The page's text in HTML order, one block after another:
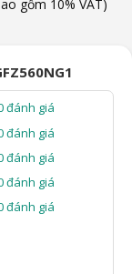
là:
gồm 10% VAT)
đánh giá
đánh giá
đánh giá
đánh giá
đánh giá